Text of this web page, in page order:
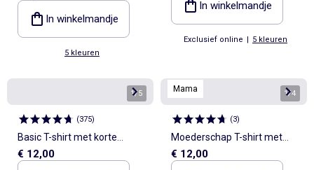
In winkelmandje
5 kleuren
In winkelmandje
Exclusief online | 5 kleuren
1/5
(375)
Basic T-shirt met korte
mouwen en V-hals
€ 12,00
Mama 1/4
(3)
Moederschap T-shirt met
overslagdecolleté
€ 12,00